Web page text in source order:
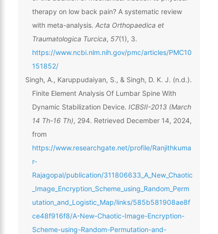
therapy on low back pain? A systematic review
with meta-analysis. Acta Orthopaedica et
Traumatologica Turcica, 57(1), 3.
https://www.ncbi.nlm.nih.gov/pmc/articles/PMC10
151852/
Singh, A., Karuppudaiyan, S., & Singh, D. K. J. (n.d.).
Finite Element Analysis Of Lumbar Spine With
Dynamic Stabilization Device. ICBSII-2013 (March
14 Th-16 Th), 294. Retrieved December 14, 2024,
from
https://www.researchgate.net/profile/Ranjithkuma
r-
Rajagopal/publication/311806633_A_New_Chaotic
_Image_Encryption_Scheme_using_Random_Perm
utation_and_Logistic_Map/links/585b581908ae8f
ce48f916f8/A-New-Chaotic-Image-Encryption-
Scheme-using-Random-Permutation-and-